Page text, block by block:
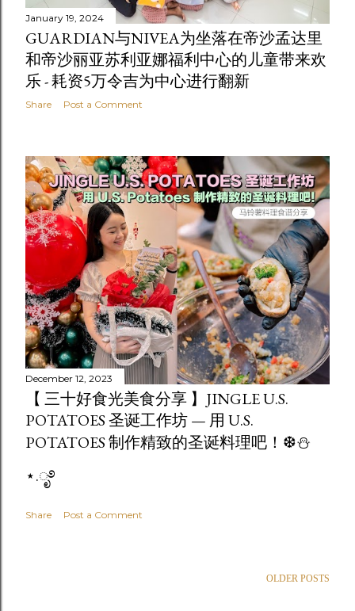
January 19, 2024
GUARDIAN与NIVEA为坐落在帝沙孟达里
和帝沙丽亚苏利亚娜福利中心的儿童带来欢
乐 - 耗资5万令吉为中心进行翻新
Share Post a Comment
December 12, 2023
【 三十好食光美食分享 】JINGLE U.S.
POTATOES 圣诞工作坊 — 用 U.S.
POTATOES 制作精致的圣诞料理吧！❆⛄
⋆.ೃ࿔
Share Post a Comment
OLDER POSTS